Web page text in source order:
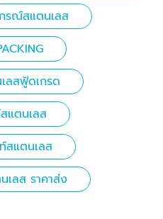
รณ์สแตนเลส
ลสฟู้ดเกรด
แตนเลส
สแตนเลส
ลส ราคาส่ง